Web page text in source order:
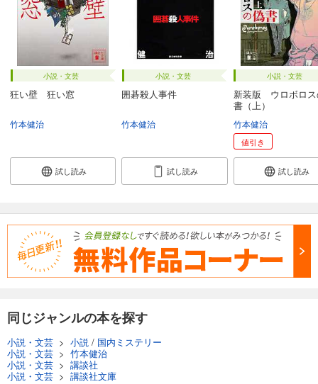
小説・文芸
狂い壁 狂い窓
竹本健治
試し読み
小説・文芸
囲碁殺人事件
竹本健治
試し読み
小説・文芸
新装版 ウロボロス
書（上）
竹本健治
値引き
試し読み
同じジャンルの本を探す
小説・文芸 > 小説 / 国内ミステリー
小説・文芸 > 竹本健治
小説・文芸 > 講談社
小説・文芸 > 講談社文庫